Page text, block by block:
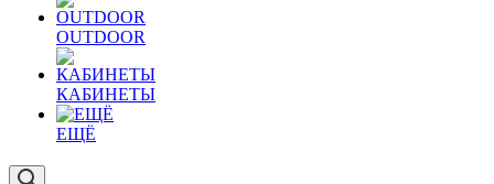
OUTDOOR
КАБИНЕТЫ
ЕЩЁ